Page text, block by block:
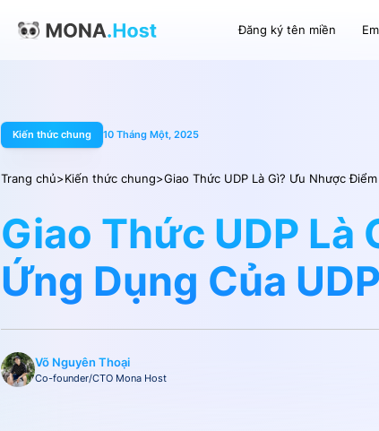
Đăng ký tên miền
Kiến thức chung 10 Tháng Một, 2025
Trang chủ>Kiến thức chung>Giao Thức UDP Là Gì? Ưu Nhược
Giao Thức UDP Là
Ứng Dụng Của UDP
Võ Nguyên Thoại
Co-founder/CTO Mona Host